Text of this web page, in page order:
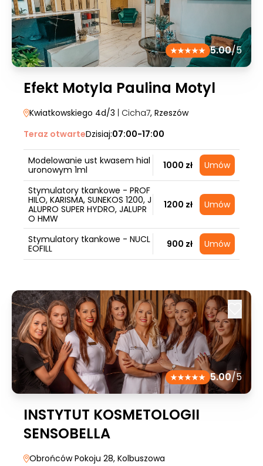
5.00/5
Efekt Motyla Paulina Motyl
Kwiatkowskiego 4d/3 | Cicha7, Rzeszów
Teraz otwarteDzisiaj:07:00-17:00
Modelowanie ust kwasem hial
uronowym 1ml
1000 zł Umów
Stymulatory tkankowe - PROF
HILO, KARISMA, SUNEKOS 1200, J
ALUPRO SUPER HYDRO, JALUPR
O HMW
1200 zł Umów
Stymulatory tkankowe - NUCL
EOFILL
900 zł Umów
5.00/5
INSTYTUT KOSMETOLOGII
SENSOBELLA
Obrońców Pokoju 28, Kolbuszowa